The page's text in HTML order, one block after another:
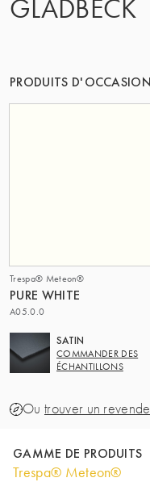
GLADBECK
PRODUITS D'OCCASION
Trespa® Meteon®
PURE WHITE
A05.0.0
SATIN
COMMANDER DES
ÉCHANTILLONS
Ou trouver un
GAMME DE PRODUITS
Trespa® Meteon®